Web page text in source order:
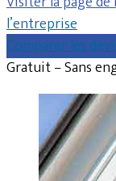
l’entreprise
Comparer les
Gratuit – Sans